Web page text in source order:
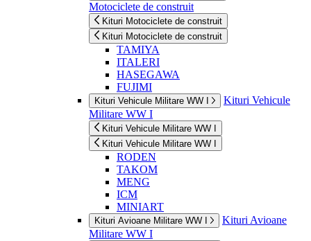
Motociclete de construit
Kituri Motociclete de construit
Kituri Motociclete de construit
TAMIYA
ITALERI
HASEGAWA
FUJIMI
Kituri Vehicule Militare WW I
Kituri Vehicule
Militare WW I
Kituri Vehicule Militare WW I
Kituri Vehicule Militare WW I
RODEN
TAKOM
MENG
ICM
MINIART
Kituri Avioane Militare WW I
Kituri Avioane
Militare WW I